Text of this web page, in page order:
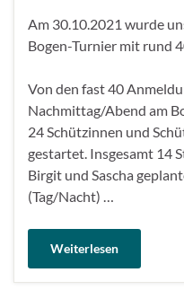
Am 30.10.2021 wurde
Bogen-Turnier mit rund
Von den fast 40
Nachmittag/Abend am
24 Schützinnen und
gestartet. Insgesamt 14
Birgit und Sascha
(Tag/Nacht) …
Weiterlesen